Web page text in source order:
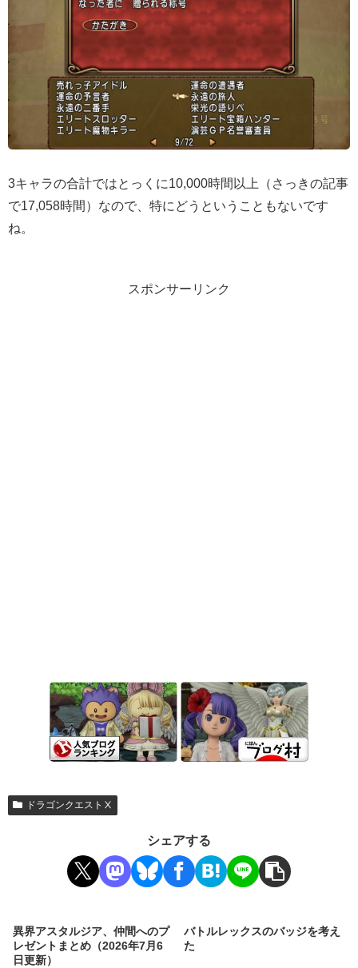
3キャラの合計ではとっくに10,000時間以上（さっきの記事
で17,058時間）なので、特にどうということもないです
ね。
スポンサーリンク
ドラゴンクエストⅩ
シェアする
異界アスタルジア、仲間へのプ
レゼントまとめ（2026年7月6
日更新）
バトルレックスのバッジを考え
た